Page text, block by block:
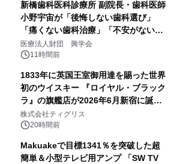
新橋歯科医科診療所 副院長・歯科医師
小野宇宙が「後悔しない歯科選び」
「痛くない歯科治療」「不安がない治
療計画」をテーマに専門監修
医療法人財団 興学会
11時間前
1833年に英国王室御用達を賜った世界
初のウイスキー 『ロイヤル・ブラック
ラ』の旗艦店が2026年6月新宿に誕
生 バカルディ ジャパンと連携した
没入型バー「BAR Arca」
株式会社ティグリス
20時間前
Makuakeで目標1341％を突破した超
簡単＆小型テレビ用アンプ 「SW TV